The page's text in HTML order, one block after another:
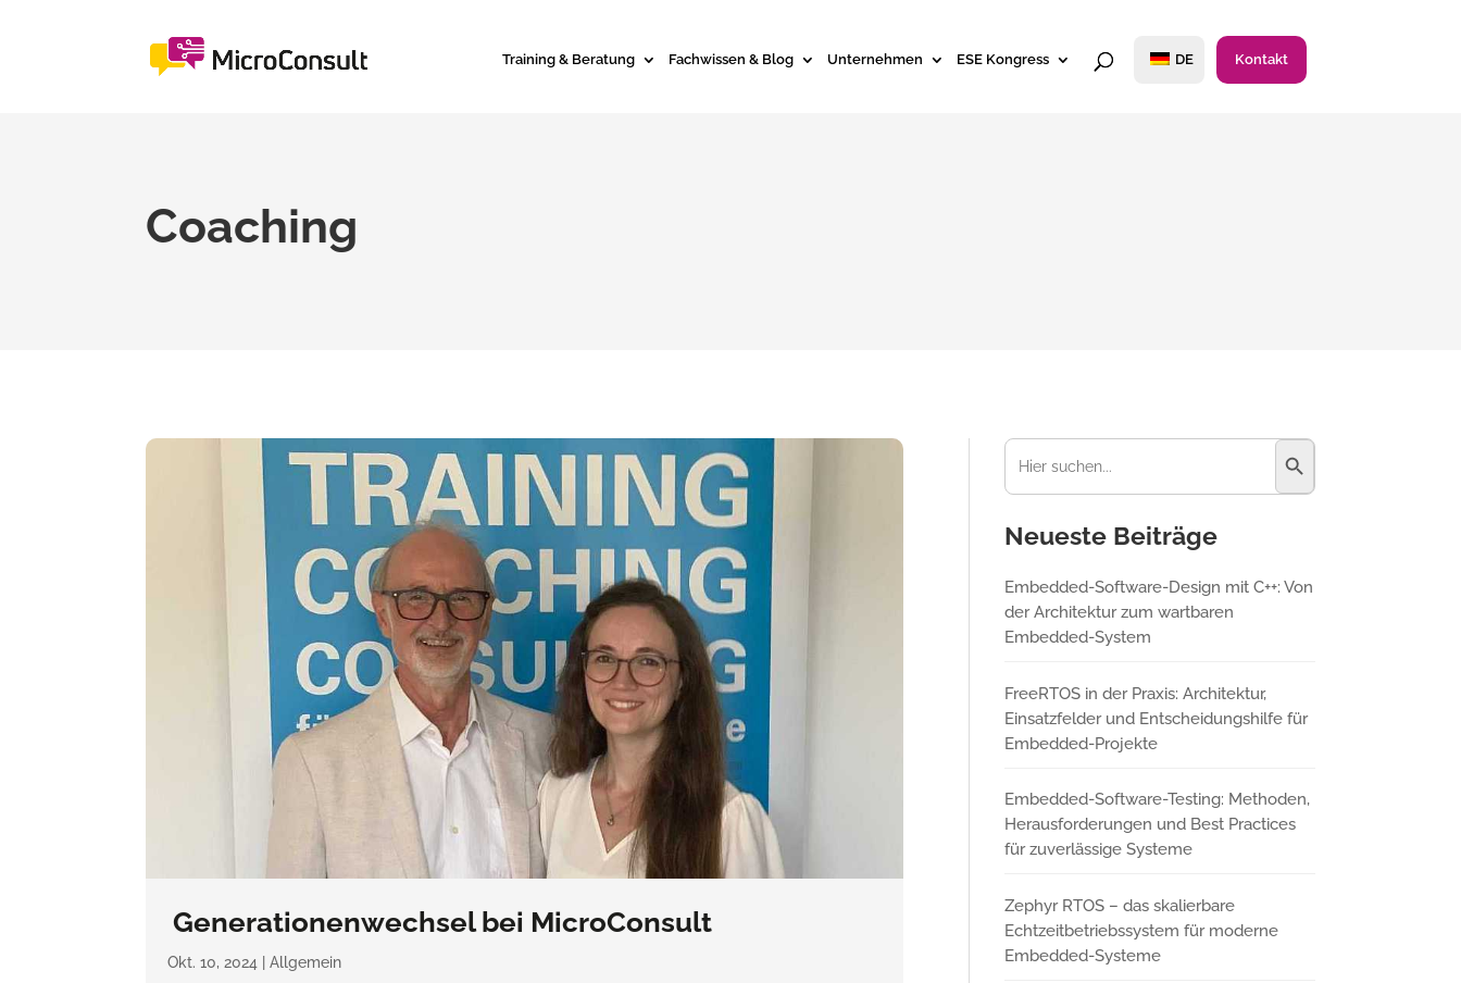
Training & Beratung Fachwissen & Blog Unternehmen ESE Kongress DE Kontakt
Coaching
Generationenwechsel bei MicroConsult
Okt. 10, 2024 |Allgemein
Suchen
nach:
Suchschaltfläche
Neueste Beiträge
Embedded-Software-Design mit C++: Von
der Architektur zum wartbaren
Embedded-System
FreeRTOS in der Praxis: Architektur,
Einsatzfelder und Entscheidungshilfe für
Embedded-Projekte
Embedded-Software-Testing: Methoden,
Herausforderungen und Best Practices
für zuverlässige Systeme
Zephyr RTOS – das skalierbare
Echtzeitbetriebssystem für moderne
Embedded-Systeme